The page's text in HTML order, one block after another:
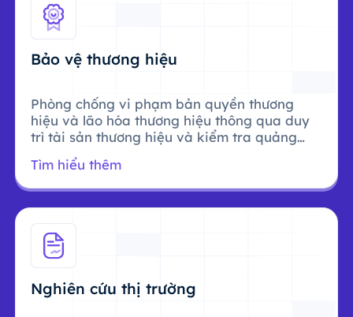
Bảo vệ thương hiệu
Phòng chống vi phạm bản quyền thương
hiệu và lão hóa thương hiệu thông qua duy
trì tài sản thương hiệu và kiểm tra quảng
Tìm hiểu thêm
Nghiên cứu thị trường